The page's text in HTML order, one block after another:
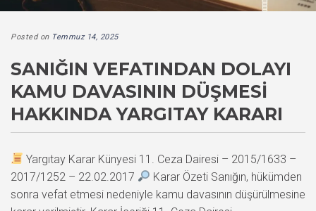
Posted on Temmuz 14, 2025
SANIĞIN VEFATINDAN DOLAYI
KAMU DAVASININ DÜŞMESI
HAKKINDA YARGITAY KARARI
Yargıtay Karar Künyesi 11. Ceza Dairesi – 2015/1633 –
2017/1252 – 22.02.2017
Karar Özeti Sanığın, hükümden
sonra vefat etmesi nedeniyle kamu davasının düşürülmesine